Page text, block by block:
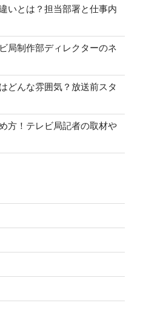
いとは？担当部署と仕事内
局制作部ディレクターのネ
どんな雰囲気？放送前スタ
方！テレビ局記者の取材や